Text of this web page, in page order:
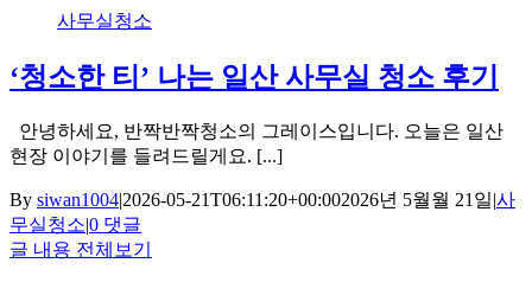
사무실청소
‘청소한 티’ 나는 일산 사무실 청소 후기
안녕하세요, 반짝반짝청소의 그레이스입니다. 오늘은 일산
현장 이야기를 들려드릴게요. [...]
By siwan1004|2026-05-21T06:11:20+00:002026년 5월월 21일|사
무실청소|0 댓글
글 내용 전체보기